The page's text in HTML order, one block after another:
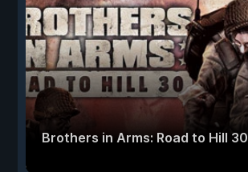
Brothers in Arms: Road to Hill 30